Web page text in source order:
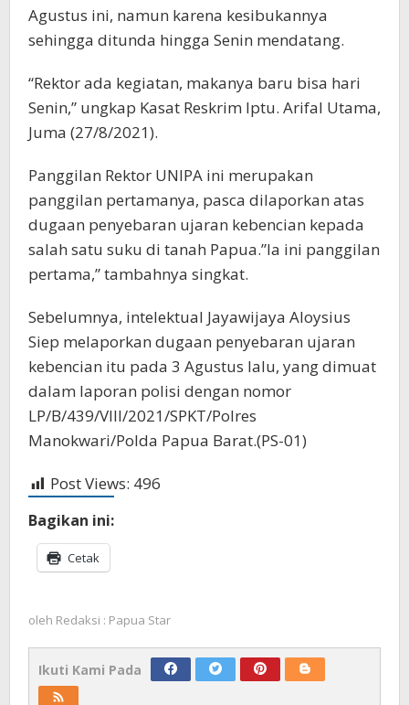
Agustus ini, namun karena kesibukannya
sehingga ditunda hingga Senin mendatang.
“Rektor ada kegiatan, makanya baru bisa hari
Senin,” ungkap Kasat Reskrim Iptu. Arifal Utama,
Juma (27/8/2021).
Panggilan Rektor UNIPA ini merupakan
panggilan pertamanya, pasca dilaporkan atas
dugaan penyebaran ujaran kebencian kepada
salah satu suku di tanah Papua.”Ia ini panggilan
pertama,” tambahnya singkat.
Sebelumnya, intelektual Jayawijaya Aloysius
Siep melaporkan dugaan penyebaran ujaran
kebencian itu pada 3 Agustus lalu, yang dimuat
dalam laporan polisi dengan nomor
LP/B/439/VIII/2021/SPKT/Polres
Manokwari/Polda Papua Barat.(PS-01)
Post Views: 496
Bagikan ini:
Cetak
oleh Redaksi : Papua Star
Ikuti Kami Pada